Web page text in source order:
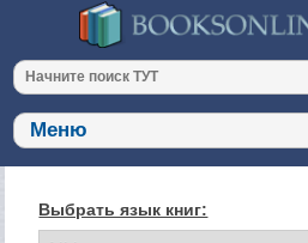
Выбрать язык книг: